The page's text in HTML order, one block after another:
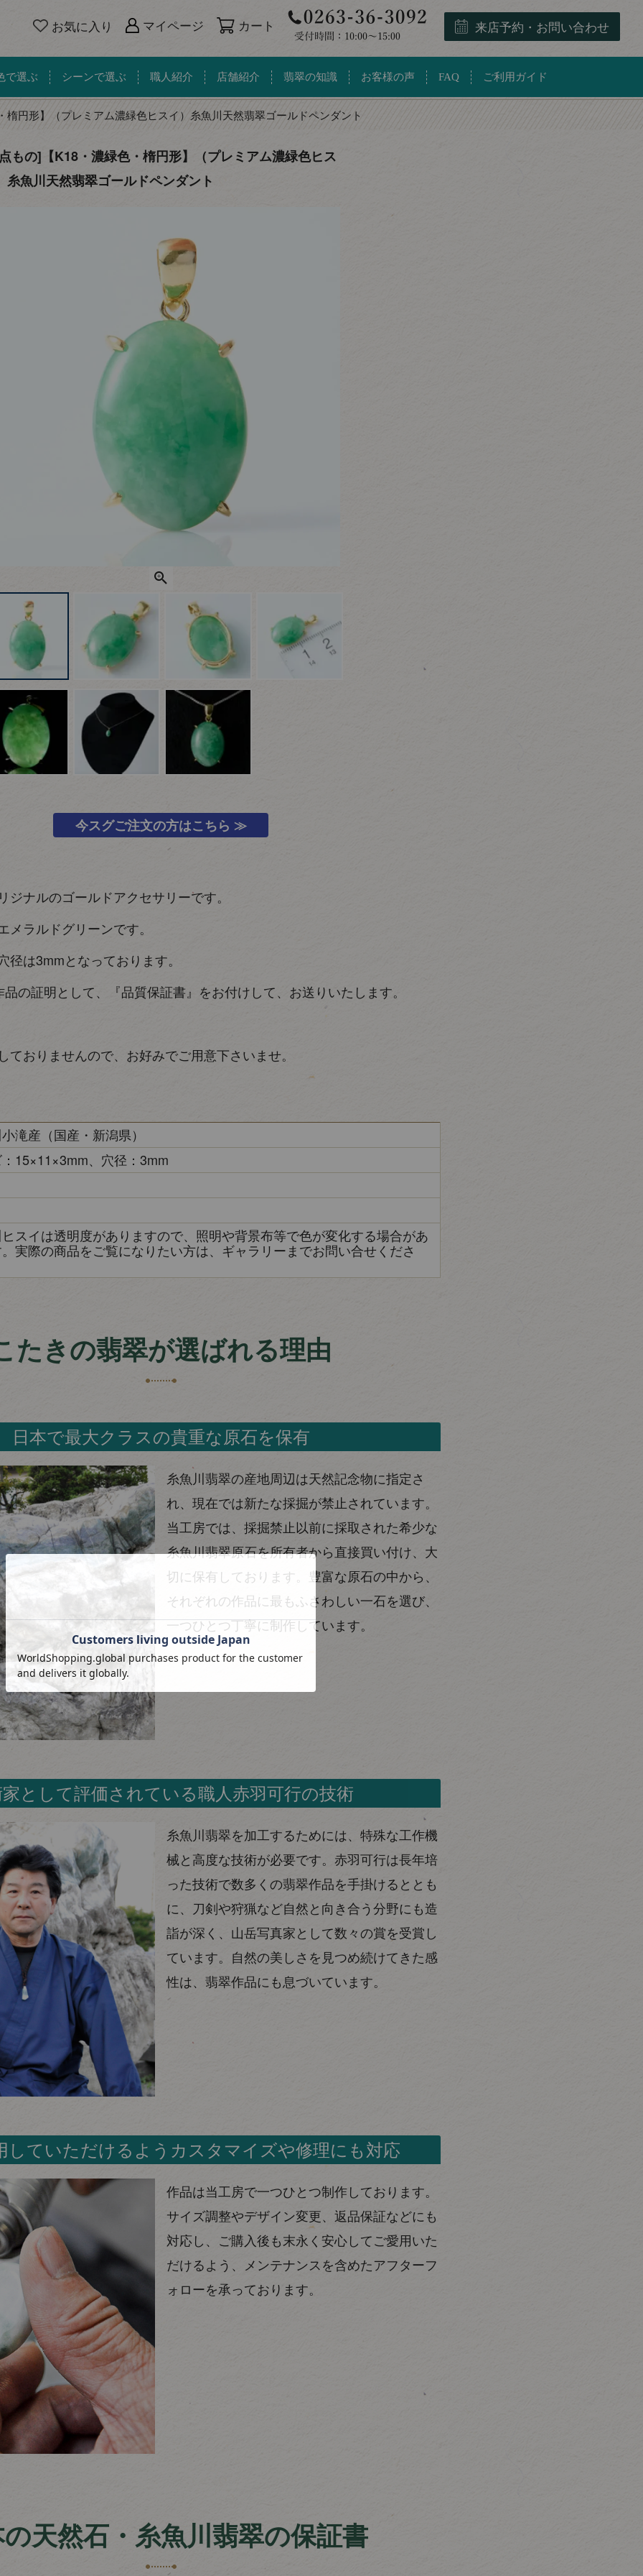
お気に入り マイページ カート 来店予約・お問い合わせ
で選ぶ シーンで選ぶ 職人紹介 店舗紹介 翡翠の知識 お客様の声 FAQ ご利用ガイド
楕円形】（プレミアム濃緑色ヒスイ）糸魚川天然翡翠ゴールドペンダント
もの]【K18・濃緑色・楕円形】（プレミアム濃緑色ヒス
糸魚川天然翡翠ゴールドペンダント
今スグご注文の方はこちら ≫
ジナルのゴールドアクセサリーです。
ラルドグリーンです。
は3mmとなっております。
の証明として、『品質保証書』をお付けして、お送りいたします。
ておりませんので、お好みでご用意下さいませ。
滝産（国産・新潟県）
15×11×3mm、穴径：3mm
スイは透明度がありますので、照明や背景布等で色が変化する場合があ
実際の商品をご覧になりたい方は、ギャラリーまでお問い合せくださ
たきの翡翠が選ばれる理由
日本で最大クラスの貴重な原石を保有
糸魚川翡翠の産地周辺は天然記念物に指定さ
れ、現在では新たな採掘が禁止されています。
当工房では、採掘禁止以前に採取された希少な
糸魚川翡翠原石を所有者から直接買い付け、大
切に保有しております。豊富な原石の中から、
それぞれの作品に最もふさわしい一石を選び、
一つひとつ丁寧に制作しています。
として評価されている職人赤羽可行の技術
糸魚川翡翠を加工するためには、特殊な工作機
械と高度な技術が必要です。赤羽可行は長年培
った技術で数多くの翡翠作品を手掛けるととも
に、刀剣や狩猟など自然と向き合う分野にも造
詣が深く、山岳写真家として数々の賞を受賞し
ています。自然の美しさを見つめ続けてきた感
性は、翡翠作品にも息づいています。
していただけるようカスタマイズや修理にも対応
作品は当工房で一つひとつ制作しております。
サイズ調整やデザイン変更、返品保証などにも
対応し、ご購入後も末永く安心してご愛用いた
だけるよう、メンテナンスを含めたアフターフ
ォローを承っております。
天然石・糸魚川翡翠の保証書